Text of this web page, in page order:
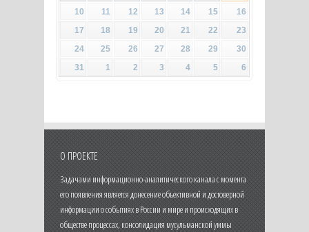
10
11 12 13 14 15
16
17
18 19 20 21 22
23
24
25 26 27 28 29
30
31
1 2 3 4 5 6
О ПРОЕКТЕ
Задачами информационно-аналитического канала с момента
его появления является донесение объективной и достоверной
информации о событиях в России и мире и происходящих в
обществе процессах, консолидация мусульманской уммы